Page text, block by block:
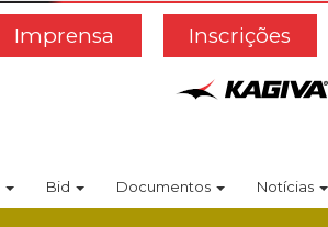
Inscrições
Imprensa
Bid Documentos Notícias